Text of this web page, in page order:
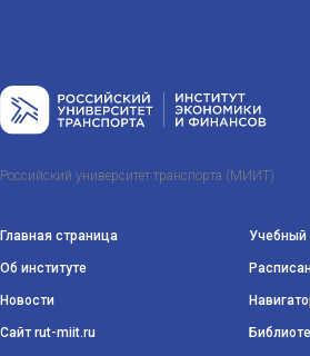
Российский университет транспорта (МИИТ)
Главная страница
Об институте
Новости
Сайт rut-miit.ru
Учебный